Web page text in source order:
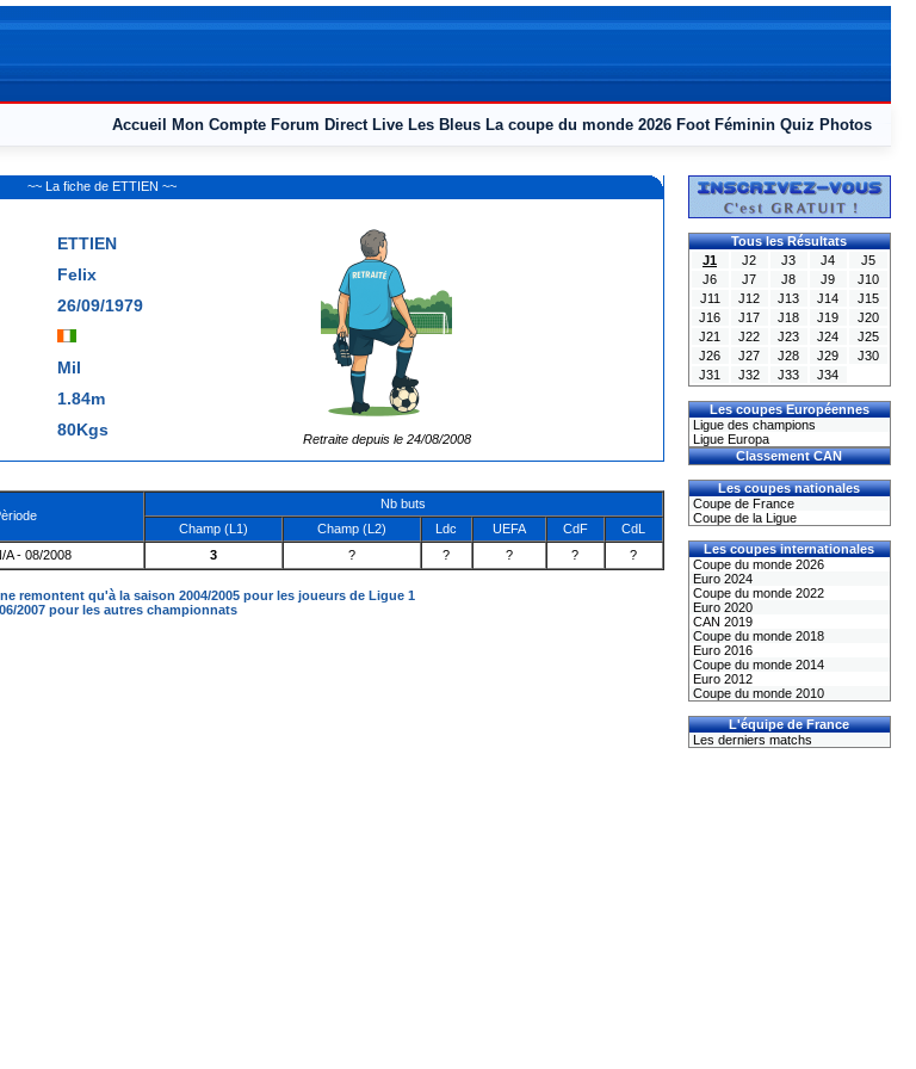
Accueil Mon Compte Forum Direct Live Les Bleus La coupe du monde 2026 Foot Féminin Quiz Photos
~~ La fiche de ETTIEN ~~
ETTIEN
Retraite depuis le 24/08/2008
Felix
26/09/1979
Mil
1.84m
80Kgs
Nb buts
Champ (L1)
Champ (L2) Ldc UEFA CdF CdL
A - 08/2008 3 ? ? ? ? ?
remontent qu'à la saison 2004/2005 pour les joueurs de Ligue 1
2007 pour les autres championnats
Tous les Résultats
J1
J2 J3 J4
J5
J6
J7 J8 J9
J10
J11
J12 J13 J14
J15
J16
J17 J18 J19
J20
J21
J22 J23 J24
J25
J26
J27 J28 J29
J30
J31
J32 J33 J34
Les coupes Européennes
Ligue des champions
Ligue Europa
Classement CAN
Les coupes nationales
Coupe de France
Coupe de la Ligue
Les coupes internationales
Coupe du monde 2026
Euro 2024
Coupe du monde 2022
Euro 2020
CAN 2019
Coupe du monde 2018
Euro 2016
Coupe du monde 2014
Euro 2012
Coupe du monde 2010
L'équipe de France
Les derniers matchs